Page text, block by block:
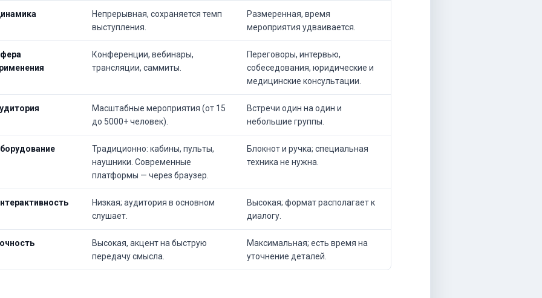
Непрерывная, сохраняется темп
выступления.
Размеренная, время
мероприятия удваивается.
Конференции, вебинары,
трансляции, саммиты.
Переговоры, интервью,
собеседования, юридические и
медицинские консультации.
Масштабные мероприятия (от 15
до 5000+ человек).
Встречи один на один и
небольшие группы.
Традиционно: кабины, пульты,
наушники. Современные
платформы — через браузер.
Блокнот и ручка; специальная
техника не нужна.
Низкая; аудитория в основном
слушает.
Высокая; формат располагает к
диалогу.
Высокая, акцент на быструю
передачу смысла.
Максимальная; есть время на
уточнение деталей.